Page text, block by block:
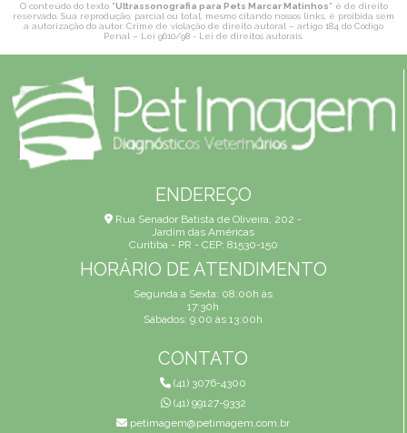
O conteúdo do texto "Ultrassonografia para Pets Marcar Matinhos" é de direito
reservado. Sua reprodução, parcial ou total, mesmo citando nossos links, é proibida sem
a autorização do autor. Crime de violação de direito autoral – artigo 184 do Código
Penal – Lei 9610/98 - Lei de direitos autorais
ENDEREÇO
Rua Senador Batista de Oliveira, 202 -
Jardim das Américas
Curitiba - PR - CEP: 81530-150
HORÁRIO DE ATENDIMENTO
Segunda a Sexta: 08:00h às
17:30h
Sábados: 9:00 às 13:00h
CONTATO
(41) 3076-4300
(41) 99127-9332
petimagem@petimagem.com.br